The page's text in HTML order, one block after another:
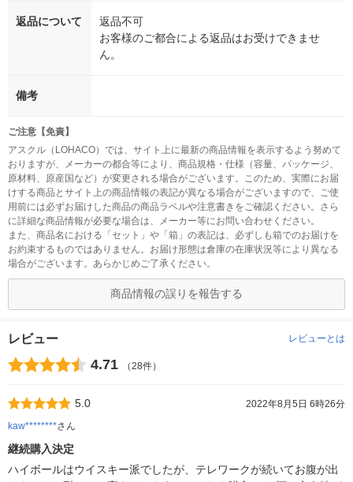
返品について
返品不可
お客様のご都合による返品はお受けできませ
ん。
備考
ご注意【免責】
アスクル（LOHACO）では、サイト上に最新の商品情報を表示するよう努めて
おりますが、メーカーの都合等により、商品規格・仕様（容量、パッケージ、
原材料、原産国など）が変更される場合がございます。このため、実際にお届
けする商品とサイト上の商品情報の表記が異なる場合がございますので、ご使
用前には必ずお届けした商品の商品ラベルや注意書きをご確認ください。さら
に詳細な商品情報が必要な場合は、メーカー等にお問い合わせください。
また、商品名における「セット」や「箱」の表記は、必ずしも箱でのお届けを
お約束するものではありません。お届け形態は倉庫の在庫状況等により異なる
場合がございます。あらかじめご了承ください。
商品情報の誤りを報告する
レビュー レビューとは
4.71 （28件）
5.0
2022年8月5日 6時26分
kaw********さん
継続購入決定
ハイボールはウイスキー派でしたが、テレワークが続いてお腹が出